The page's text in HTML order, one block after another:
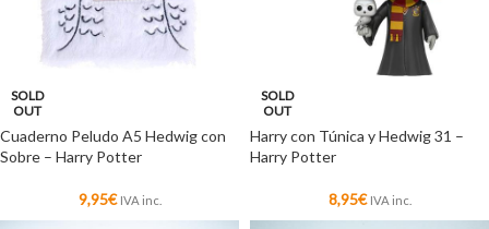
SOLD
OUT
Cuaderno Peludo A5 Hedwig con
Sobre – Harry Potter
9,95€ IVA inc.
SOLD
OUT
Harry con Túnica y Hedwig 31 –
Harry Potter
8,95€ IVA inc.